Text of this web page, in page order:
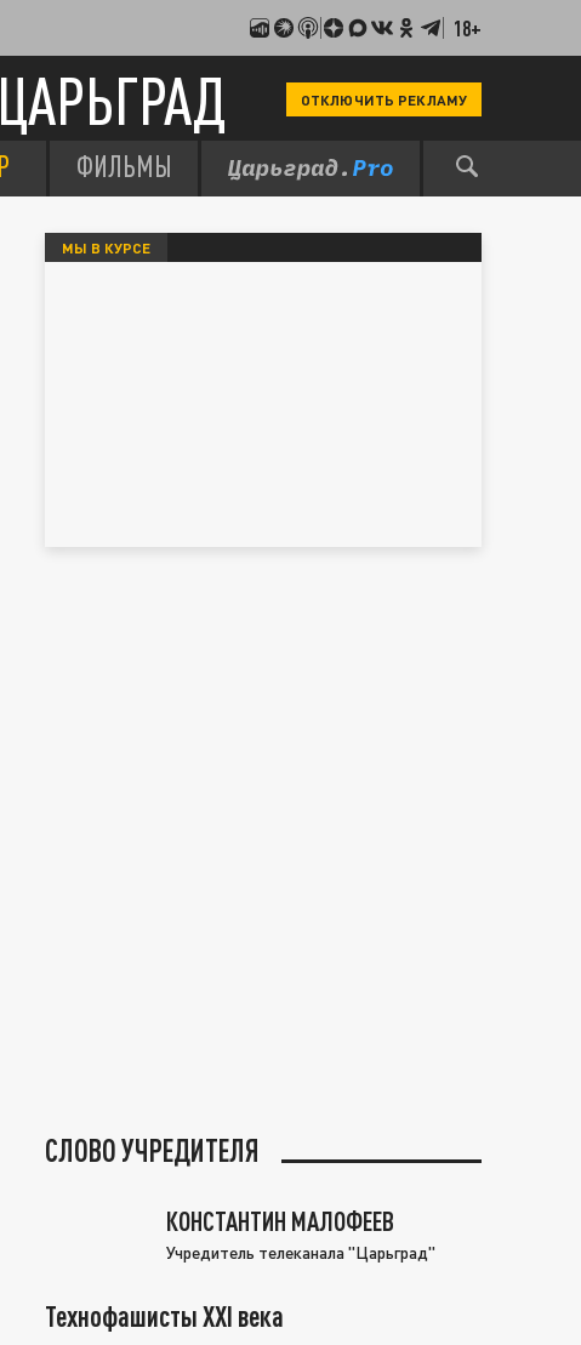
18+
ЦАРЬГРАД ОТКЛЮЧИТЬ РЕКЛАМУ
ФИЛЬМЫ
МЫ В КУРСЕ
СЛОВО УЧРЕДИТЕЛЯ
КОНСТАНТИН МАЛОФЕЕВ
Учредитель телеканала "Царьград"
Технофашисты XXI века